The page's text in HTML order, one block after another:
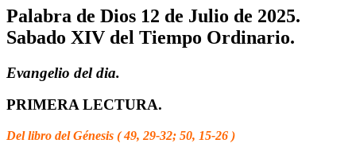
Palabra de Dios 12 de Julio de 2025.
Sabado XIV del Tiempo Ordinario.
Evangelio del dia.
PRIMERA LECTURA.
Del libro del Génesis ( 49, 29-32; 50, 15-26 )